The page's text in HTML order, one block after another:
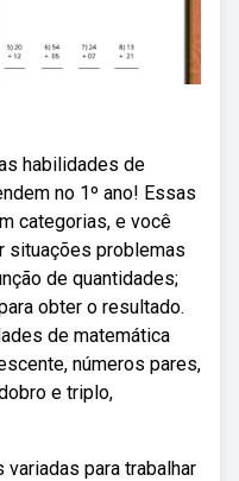
habilidades de
no 1º ano! Essas
categorias, e você
situações problemas
de quantidades;
obter o resultado.
de matemática
números pares,
e triplo,
para trabalhar